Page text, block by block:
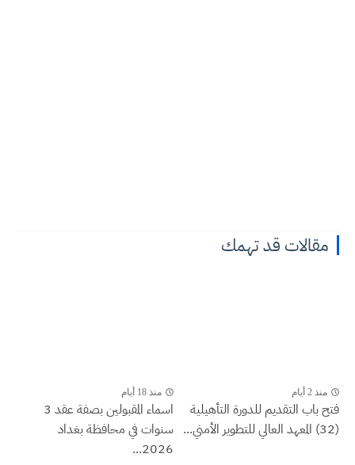
مقالات قد تهمك
منذ 2 أيام
فتح باب التقديم للدورة التأهيلية
(32) المعهد العالي للتطوير الأمني...
منذ 18 أيام
اسماء المقبولين بصفة عقد 3
سنوات في محافظة بغداد
2026...